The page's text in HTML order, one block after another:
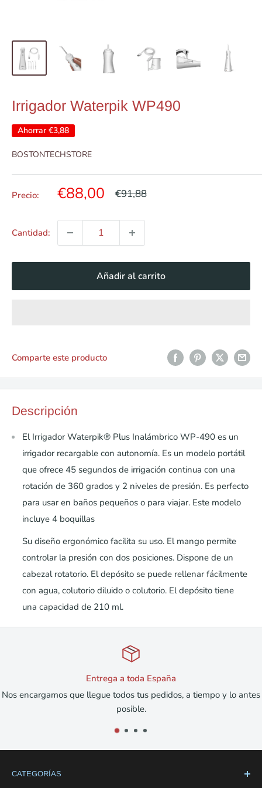
Irrigador Waterpik WP490
Ahorrar €3,88
BOSTONTECHSTORE
Precio: Precio
venta
€88,00 Precio
€91,88
Cantidad:
Añadir al carrito
Comparte este producto
Descripción
El Irrigador Waterpik® Plus Inalámbrico WP-490 es un
irrigador recargable con autonomía. Es un modelo portátil
que ofrece 45 segundos de irrigación continua con una
rotación de 360 grados y 2 niveles de presión. Es perfecto
para usar en baños pequeños o para viajar. Este modelo
incluye 4 boquillas
Su diseño ergonómico facilita su uso. El mango permite
controlar la presión con dos posiciones. Dispone de un
cabezal rotatorio. El depósito se puede rellenar fácilmente
con agua, colutorio diluido o colutorio. El depósito tiene
una capacidad de 210 ml.
tus pedidos, a tiempo y lo antes
Devoluciones y
CATEGORÍAS